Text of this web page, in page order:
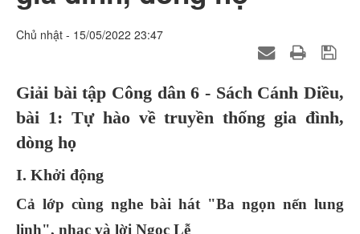
Chủ nhật - 15/05/2022 23:47
Giải bài tập Công dân 6 - Sách Cánh Diều,
bài 1: Tự hào về truyền thống gia đình,
dòng họ
I. Khởi động
Cả lớp cùng nghe bài hát "Ba ngọn nến lung
linh", nhạc và lời Ngọc Lễ